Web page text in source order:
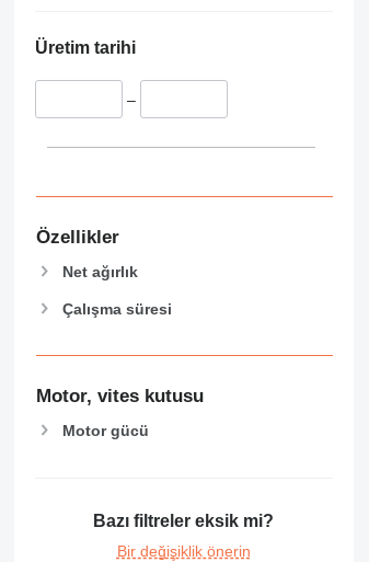
Üretim tarihi
–
Özellikler
Net ağırlık
Çalışma süresi
Motor, vites kutusu
Motor gücü
Bazı filtreler eksik mi?
Bir değişiklik önerin